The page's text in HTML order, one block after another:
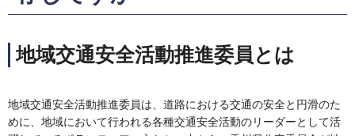
地域交通安全活動推進委員とは
地域交通安全活動推進委員は、道路における交通の安全と円滑のた
めに、地域において行われる各種交通安全活動のリーダーとして活